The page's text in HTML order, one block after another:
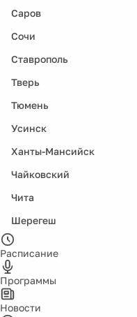
Саров
Сочи
Ставрополь
Тверь
Тюмень
Усинск
Ханты-Мансийск
Чайковский
Чита
Шерегеш
Расписание
Программы
Новости